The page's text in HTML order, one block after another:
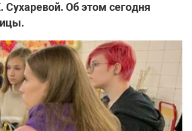
Сухаревой. Об этом сегодня